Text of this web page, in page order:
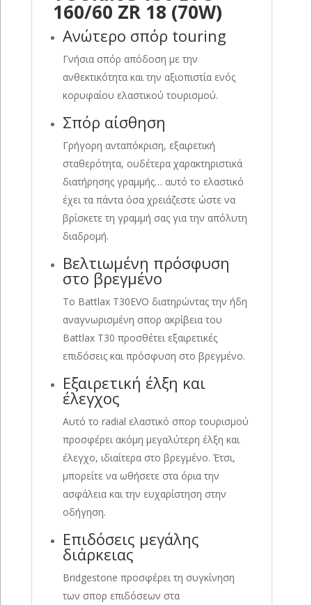
160/60 ZR 18 (70W)
Ανώτερο σπόρ touring
Γνήσια σπόρ απόδοση με την
ανθεκτικότητα και την αξιοπιστία ενός
κορυφαίου ελαστικoύ τουρισμού.
Σπόρ αίσθηση
Γρήγορη ανταπόκριση, εξαιρετική
σταθερότητα, ουδέτερα χαρακτηριστικά
διατήρησης γραμμής… αυτό το ελαστικό
έχει τα πάντα όσα χρειάζεστε ώστε να
βρίσκετε τη γραμμή σας για την απόλυτη
διαδρομή.
Βελτιωμένη πρόσφυση
στο βρεγμένο
Το Battlax T30EVO διατηρώντας την ήδη
αναγνωρισμένη σπορ ακρίβεια του
Battlax T30 προσθέτει εξαιρετικές
επιδόσεις και πρόσφυση στο βρεγμένο.
Εξαιρετική έλξη και
έλεγχος
Αυτό το radial ελαστικό σπορ τουρισμού
προσφέρει ακόμη μεγαλύτερη έλξη και
έλεγχο, ιδιαίτερα στο βρεγμένο. Έτσι,
μπορείτε να ωθήσετε στα όρια την
ασφάλεια και την ευχαρίστηση στην
οδήγηση.
Επιδόσεις μεγάλης
διάρκειας
Bridgestone προσφέρει τη συγκίνηση
των σπορ επιδόσεων στα